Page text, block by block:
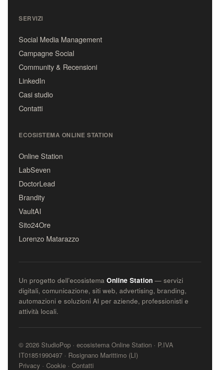
SERVIZI
Social Media Management
Campagne Social
Community & Recensioni
LinkedIn
Casi studio
Contatti
ECOSISTEMA ONLINE STATION
Online Station
LabSeven
DoctorLead
Brandity
VaultAI
Sito24Ore
Lorenzo Matarazzo
Un progetto dell'ecosistemaOnline Station — servizi
digitali, comunicazione, siti web, advertising, branding,
automazioni e soluzioni AI per aziende, professionisti e
attività locali.
© 2026 StudioPop · ecosistema Online Station · P.IVA
IT01851990497 · Rosignano Marittimo (LI)
Privacy ·Cookie ·Contatti